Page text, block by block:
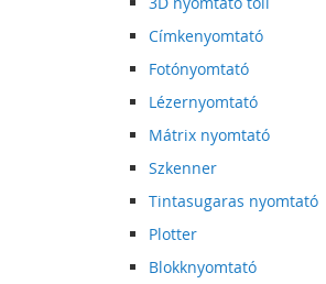
Címkenyomtató
Fotónyomtató
Lézernyomtató
Mátrix nyomtató
Szkenner
Tintasugaras nyomtató
Plotter
Blokknyomtató